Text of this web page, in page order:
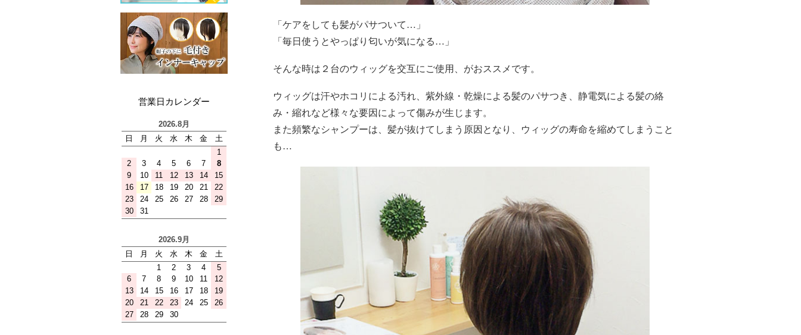
営業日カレンダー
「ケアをしても髪がパサついて…」
「毎日使うとやっぱり匂いが気になる…」
そんな時は２台のウィッグを交互にご使用、がおススメです。
ウィッグは汗やホコリによる汚れ、紫外線・乾燥による髪のパサつき、静電気による髪の絡
み・縮れなど様々な要因によって傷みが生じます。
また頻繁なシャンプーは、髪が抜けてしまう原因となり、ウィッグの寿命を縮めてしまうこと
も…